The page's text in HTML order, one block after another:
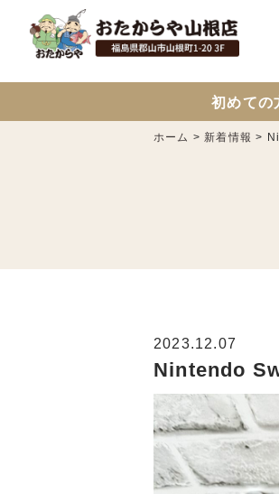
初めての
ホーム > 新着情報 >
2023.12.07
Nintendo